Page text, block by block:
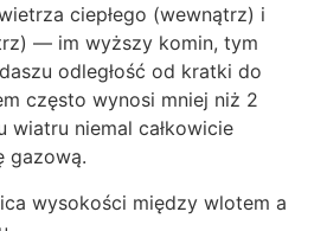
ciepłego (wewnątrz) i
— im wyższy komin, tym
odległość od kratki do
często wynosi mniej niż 2
wiatru niemal całkowicie
gazową.
wysokości między wlotem a